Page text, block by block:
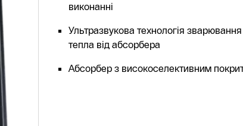
виконанні
Ультразвукова технологія
тепла від абсорбера
Абсорбер з високоселективним